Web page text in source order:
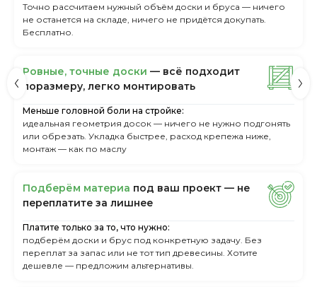
Точно рассчитаем нужный объём доски и бруса — ничего
не останется на складе, ничего не придётся докупать.
Бесплатно.
Ровные, точные доски — всё подходит
поразмеру, легкo монтировать
Меньше головной боли на стройке:
идеальная геометрия досок — ничего не нужно подгонять
или обрезать. Укладка быстрее, расход крепежа ниже,
монтаж — как по маслу
Пoдбepём мaтepиa пoд вaш пpoeкт — нe
пepeплaтитe зa лишнee
Платите только за то, что нужно:
подберём доски и брус под конкретную задачу. Без
переплат за запас или не тот тип древесины. Хотите
дешевле — предложим альтернативы.